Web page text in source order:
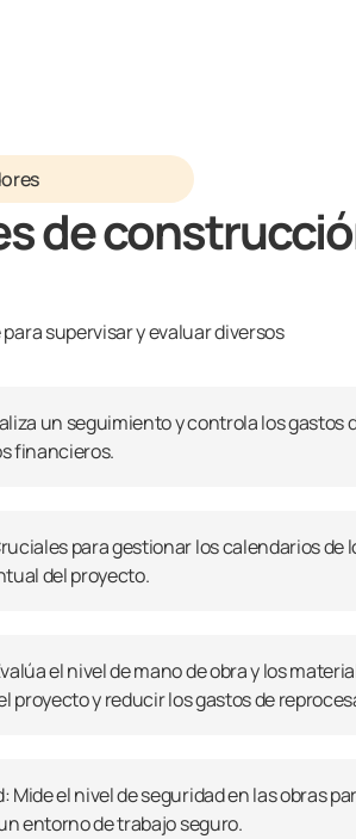
de
supervisar y evaluar diversos
un seguimiento y controla los gastos
financieros.
para gestionar los calendarios de
del proyecto.
el nivel de mano de obra y los
proyecto y reducir los gastos de
Mide el nivel de seguridad en las obras
entorno de trabajo seguro.